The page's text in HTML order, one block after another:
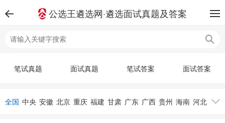
公选王遴选网·遴选面试真题及答案
笔试真题 面试真题 笔试答案 面试答案
全国 中央 安徽 北京 重庆 福建 甘肃 广东 广西 贵州 海南 河北